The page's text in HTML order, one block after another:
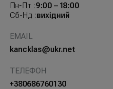
Пн-Пт :9:00 – 18:00
Сб-Нд :вихідний
EMAIL
kancklas@ukr.net
ТЕЛЕФОН
+380686760130